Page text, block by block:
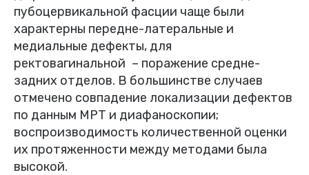
пубоцервикальной фасции чаще были
характерны передне-латеральные и
медиальные дефекты, для
ректовагинальной – поражение средне-
задних отделов. В большинстве случаев
отмечено совпадение локализации дефектов
по данным МРТ и диафаноскопии;
воспроизводимость количественной оценки
их протяженности между методами была
высокой.